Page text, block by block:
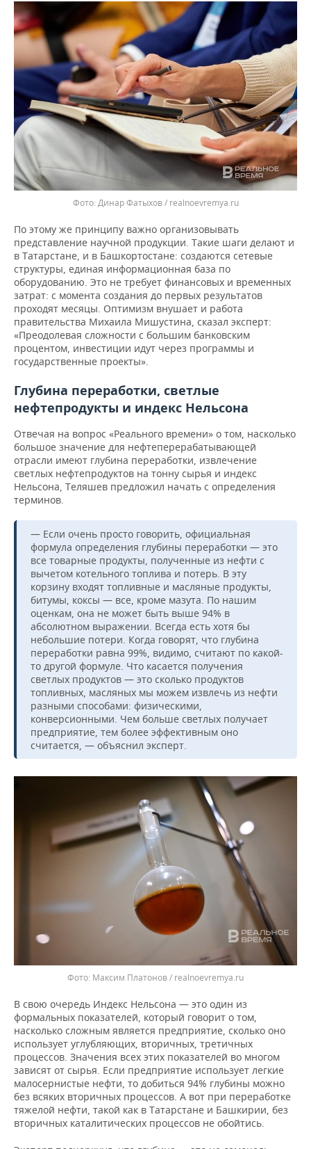
Динар Фатыхов / realnoevremya.ru
По этому же принципу важно организовывать
представление научной продукции. Такие шаги делают и
в Татарстане, и в Башкортостане: создаются сетевые
структуры, единая информационная база по
оборудованию. Это не требует финансовых и временных
затрат: с момента создания до первых результатов
проходят месяцы. Оптимизм внушает и работа
правительства Михаила Мишустина, сказал эксперт:
«Преодолевая сложности с большим банковским
процентом, инвестиции идут через программы и
государственные проекты».
Глубина переработки, светлые
нефтепродукты и индекс Нельсона
Отвечая на вопрос «Реального времени» о том, насколько
большое значение для нефтеперерабатывающей
отрасли имеют глубина переработки, извлечение
светлых нефтепродуктов на тонну сырья и индекс
Нельсона, Теляшев предложил начать с определения
терминов.
— Если очень просто говорить, официальная
формула определения глубины переработки — это
все товарные продукты, полученные из нефти с
вычетом котельного топлива и потерь. В эту
корзину входят топливные и масляные продукты,
битумы, коксы — все, кроме мазута. По нашим
оценкам, она не может быть выше 94% в
абсолютном выражении. Всегда есть хотя бы
небольшие потери. Когда говорят, что глубина
переработки равна 99%, видимо, считают по какой-
то другой формуле. Что касается получения
светлых продуктов — это сколько продуктов
топливных, масляных мы можем извлечь из нефти
разными способами: физическими,
конверсионными. Чем больше светлых получает
предприятие, тем более эффективным оно
считается, — объяснил эксперт.
Максим Платонов / realnoevremya.ru
В свою очередь Индекс Нельсона — это один из
формальных показателей, который говорит о том,
насколько сложным является предприятие, сколько оно
использует углубляющих, вторичных, третичных
процессов. Значения всех этих показателей во многом
зависят от сырья. Если предприятие использует легкие
малосернистые нефти, то добиться 94% глубины можно
без всяких вторичных процессов. А вот при переработке
тяжелой нефти, такой как в Татарстане и Башкирии, без
вторичных каталитических процессов не обойтись.